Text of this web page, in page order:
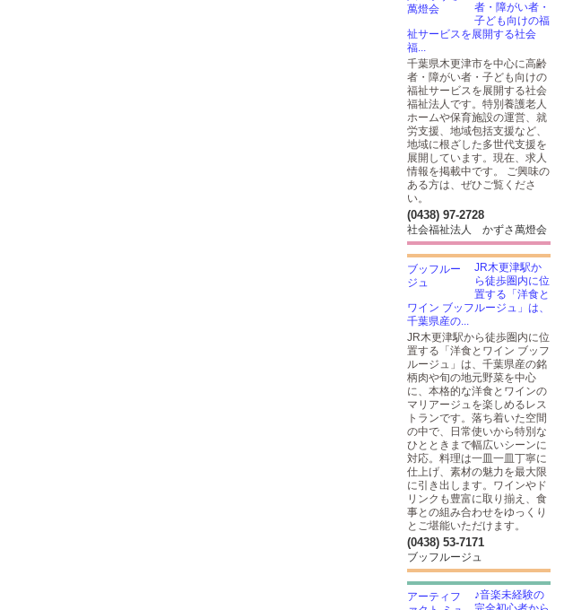
者・障がい者・
子ども向けの福
祉サービスを展開する社会
福...
千葉県木更津市を中心に高齢
者・障がい者・子ども向けの
福祉サービスを展開する社会
福祉法人です。特別養護老人
ホームや保育施設の運営、就
労支援、地域包括支援など、
地域に根ざした多世代支援を
展開しています。現在、求人
情報を掲載中です。 ご興味の
ある方は、ぜひご覧くださ
い。
(0438) 97-2728
社会福祉法人 かずさ萬燈会
JR木更津駅か
ら徒歩圏内に位
置する「洋食と
ワイン ブッフルージュ」は、
千葉県産の...
JR木更津駅から徒歩圏内に位
置する「洋食とワイン ブッフ
ルージュ」は、千葉県産の銘
柄肉や旬の地元野菜を中心
に、本格的な洋食とワインの
マリアージュを楽しめるレス
トランです。落ち着いた空間
の中で、日常使いから特別な
ひとときまで幅広いシーンに
対応。料理は一皿一皿丁寧に
仕上げ、素材の魅力を最大限
に引き出します。ワインやド
リンクも豊富に取り揃え、食
事との組み合わせをゆっくり
とご堪能いただけます。
(0438) 53-7171
ブッフルージュ
♪音楽未経験の